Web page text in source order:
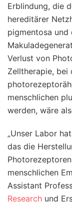
Erblindung, die
hereditärer
pigmentosa
Verlust von
Zelltherapie,
menschlichen
werden, wäre
„Unser Labor
das die
menschlichen
Assistant
Research und